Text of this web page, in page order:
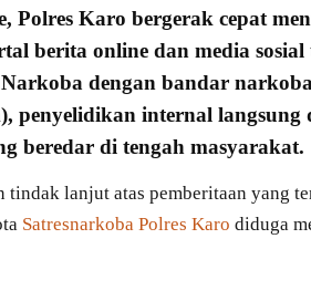
Polres Karo bergerak cepat
berita online dan media
Narkoba dengan bandar
), penyelidikan internal
beredar di tengah masyarakat.
tindak lanjut atas pemberitaan yang
Satresnarkoba Polres Karo diduga